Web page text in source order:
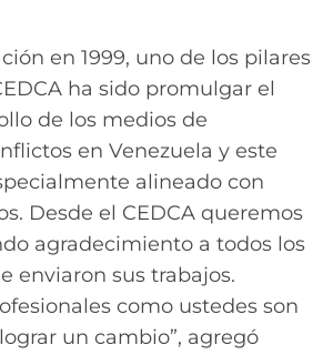
en 1999, uno de los pilares
ha sido promulgar el
de los medios de
en Venezuela y este
alineado con
Desde el CEDCA queremos
agradecimiento a todos los
enviaron sus trabajos.
como ustedes son
un cambio”, agregó